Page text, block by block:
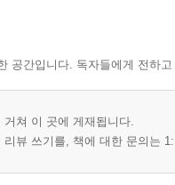
공간입니다. 독자들에게 전하
거쳐 이 곳에 게재됩니다.
리뷰 쓰기를, 책에 대한 문의는